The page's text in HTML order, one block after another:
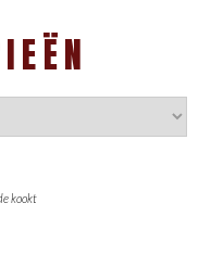
kookt